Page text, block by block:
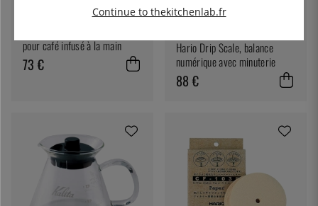
pour café infusé à la main
73 €
Hario Drip Scale, balance
numérique avec minuterie
88 €
Continue to thekitchenlab.fr